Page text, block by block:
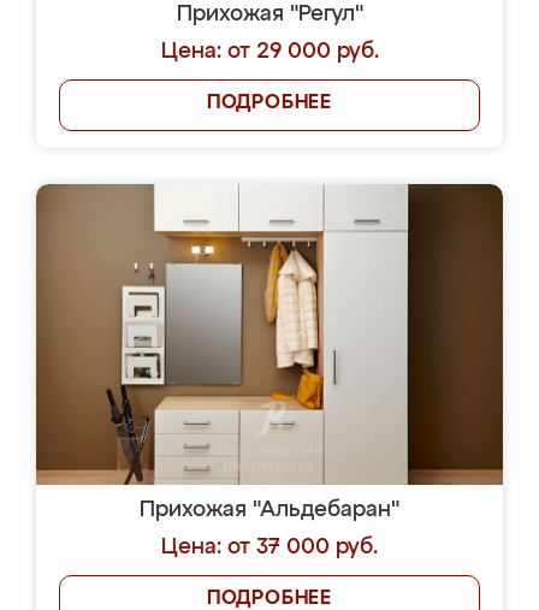
Прихожая "Регул"
Цена: от 29 000 руб.
ПОДРОБНЕЕ
Прихожая "Альдебаран"
Цена: от 37 000 руб.
ПОДРОБНЕЕ